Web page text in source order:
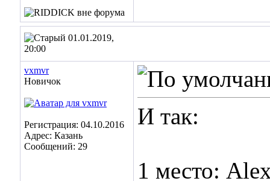
01.01.2019,
20:00
vxmvr
Новичок
Регистрация: 04.10.2016
Адрес: Казань
Сообщений: 29
И так:
1 место: